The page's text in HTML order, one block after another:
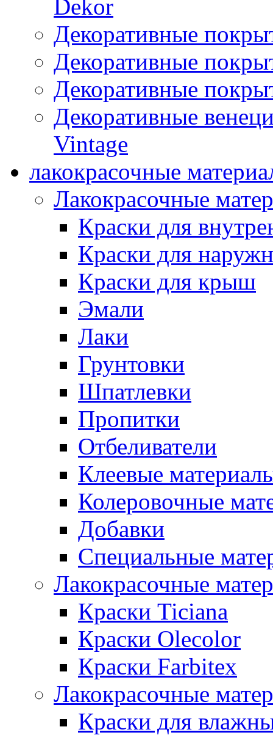
Dekor
Декоративные
Декоративные
Декоративные
Декоративные
Vintage
лакокрасочные
Лакокрасочные
Краски для
Краски для
Краски для крыш
Эмали
Лаки
Грунтовки
Шпатлевки
Пропитки
Отбеливатели
Клеевые
Колеровочные
Добавки
Специальные
Лакокрасочные
Краски Ticiana
Краски Olecolor
Краски Farbitex
Лакокрасочные
Краски для